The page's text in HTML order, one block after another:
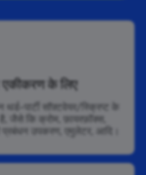
के लिए
थर्ड-पार्टी सॉफ़्टवेयर/स्क्रिप्ट के
जैसे कि क्रोम, फ़ायरफ़ॉक्स,
प्रबंधन उपकरण, एमुलेटर, आदि।